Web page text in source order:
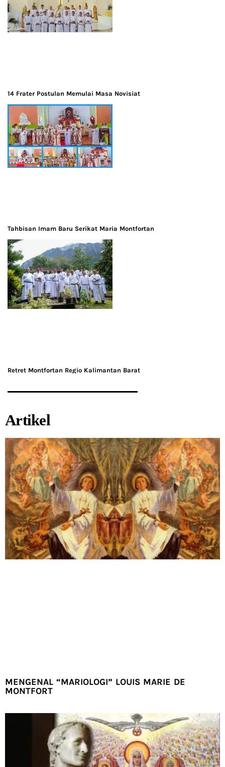
14 Frater Postulan Memulai Masa Novisiat
Tahbisan Imam Baru Serikat Maria Montfortan
Retret Montfortan Regio Kalimantan Barat
Artikel
MENGENAL “MARIOLOGI” LOUIS MARIE DE
MONTFORT